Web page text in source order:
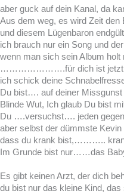
aber guck auf dein Kanal, da
Aus dem weg, es wird Zeit den
und diesem Lügenbaron
ich brauch nur ein Song und
wenn man sich sein Album
………………….für dich ist jetzt
ich schick deine
Du bist…. auf deiner Missgunst
Blinde Wut, Ich glaub Du bist
Du ….versuchst…. jeden
aber selbst der dümmste
dass du krank bist,………..
Im Grunde bist nur……das
Es gibt keinen Arzt, der dich
du bist nur das kleine Kind, das